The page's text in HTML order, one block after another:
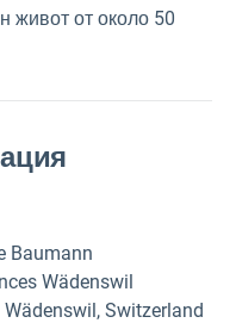
живот от около 50
Baumann
Wädenswil
Switzerland